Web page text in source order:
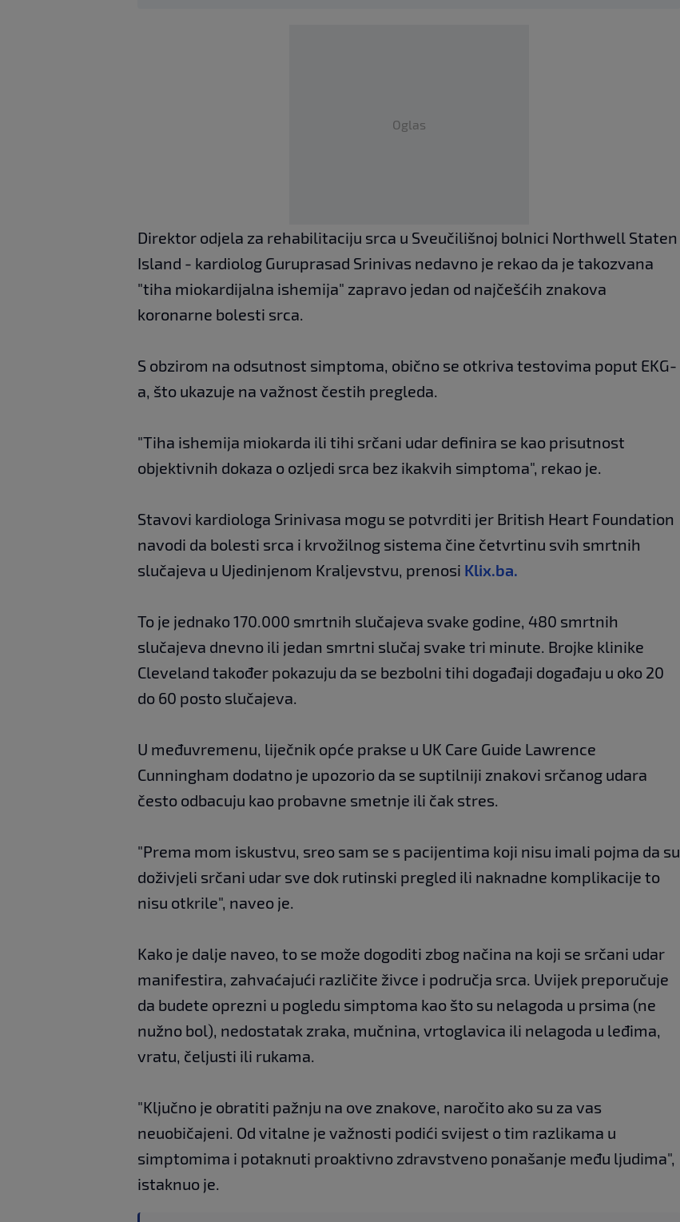
Oglas
Direktor odjela za rehabilitaciju srca u Sveučilišnoj bolnici Northwell Staten
Island - kardiolog Guruprasad Srinivas nedavno je rekao da je takozvana
"tiha miokardijalna ishemija" zapravo jedan od najčešćih znakova
koronarne bolesti srca.
S obzirom na odsutnost simptoma, obično se otkriva testovima poput EKG-
a, što ukazuje na važnost čestih pregleda.
"Tiha ishemija miokarda ili tihi srčani udar definira se kao prisutnost
objektivnih dokaza o ozljedi srca bez ikakvih simptoma", rekao je.
Stavovi kardiologa Srinivasa mogu se potvrditi jer British Heart Foundation
navodi da bolesti srca i krvožilnog sistema čine četvrtinu svih smrtnih
slučajeva u Ujedinjenom Kraljevstvu, prenosi Klix.ba.
To je jednako 170.000 smrtnih slučajeva svake godine, 480 smrtnih
slučajeva dnevno ili jedan smrtni slučaj svake tri minute. Brojke klinike
Cleveland također pokazuju da se bezbolni tihi događaji događaju u oko 20
do 60 posto slučajeva.
U međuvremenu, liječnik opće prakse u UK Care Guide Lawrence
Cunningham dodatno je upozorio da se suptilniji znakovi srčanog udara
često odbacuju kao probavne smetnje ili čak stres.
"Prema mom iskustvu, sreo sam se s pacijentima koji nisu imali pojma da su
doživjeli srčani udar sve dok rutinski pregled ili naknadne komplikacije to
nisu otkrile", naveo je.
Kako je dalje naveo, to se može dogoditi zbog načina na koji se srčani udar
manifestira, zahvaćajući različite živce i područja srca. Uvijek preporučuje
da budete oprezni u pogledu simptoma kao što su nelagoda u prsima (ne
nužno bol), nedostatak zraka, mučnina, vrtoglavica ili nelagoda u leđima,
vratu, čeljusti ili rukama.
"Ključno je obratiti pažnju na ove znakove, naročito ako su za vas
neuobičajeni. Od vitalne je važnosti podići svijest o tim razlikama u
simptomima i potaknuti proaktivno zdravstveno ponašanje među ljudima",
istaknuo je.